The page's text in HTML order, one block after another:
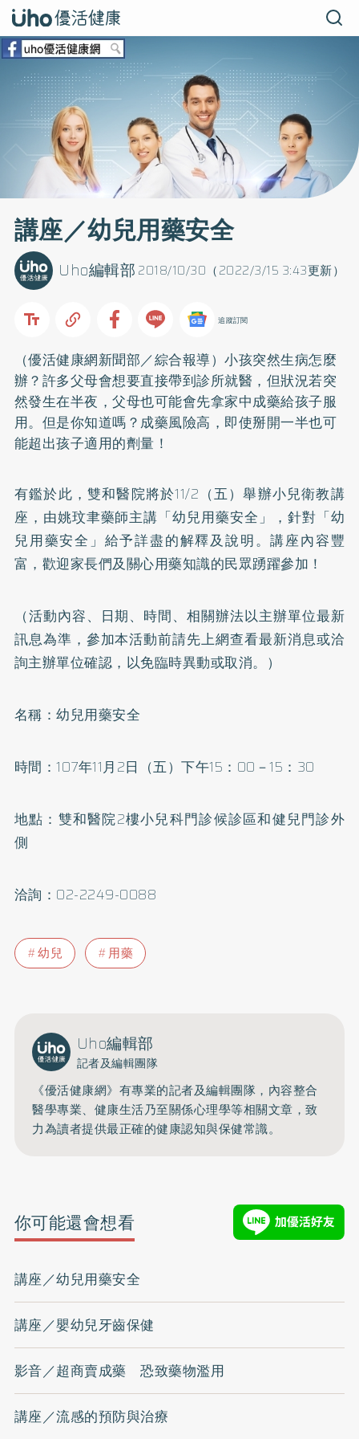
講座／幼兒用藥安全
2018/10/30（2022/3/15 3:43更新）
Uho編輯部
追蹤訂閱
（優活健康網新聞部／綜合報導）小孩突然生病怎麼
辦？許多父母會想要直接帶到診所就醫，但狀況若突
然發生在半夜，父母也可能會先拿家中成藥給孩子服
用。但是你知道嗎？成藥風險高，即使掰開一半也可
能超出孩子適用的劑量！
有鑑於此，雙和醫院將於11/2（五）舉辦小兒衛教講
座，由姚玟聿藥師主講「幼兒用藥安全」，針對「幼
兒用藥安全」給予詳盡的解釋及說明。講座內容豐
富，歡迎家長們及關心用藥知識的民眾踴躍參加！
（活動內容、日期、時間、相關辦法以主辦單位最新
訊息為準，參加本活動前請先上網查看最新消息或洽
詢主辦單位確認，以免臨時異動或取消。）
名稱：幼兒用藥安全
時間：107年11月2日（五）下午15：00－15：30
地點：雙和醫院2樓小兒科門診候診區和健兒門診外
側
洽詢：02-2249-0088
幼兒 用藥
Uho編輯部
記者及編輯團隊
《優活健康網》有專業的記者及編輯團隊，內容整合
醫學專業、健康生活乃至關係心理學等相關文章，致
力為讀者提供最正確的健康認知與保健常識。
你可能還會想看
講座／幼兒用藥安全
講座／嬰幼兒牙齒保健
影音／超商賣成藥 恐致藥物濫用
講座／流感的預防與治療